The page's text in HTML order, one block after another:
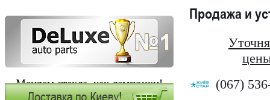
Меняем стекла, как лампочки!
Продажа и
(067)